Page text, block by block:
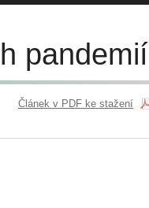
pandemií
Článek v PDF ke stažení